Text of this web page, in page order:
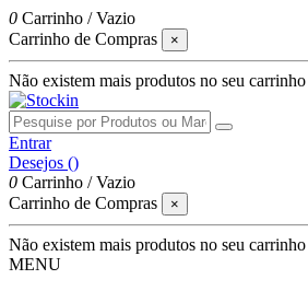
0 Carrinho /Vazio
Carrinho de Compras
×
Não existem mais produtos no seu carrinho
Entrar
Desejos ()
0 Carrinho /Vazio
Carrinho de Compras
×
Não existem mais produtos no seu carrinho
MENU